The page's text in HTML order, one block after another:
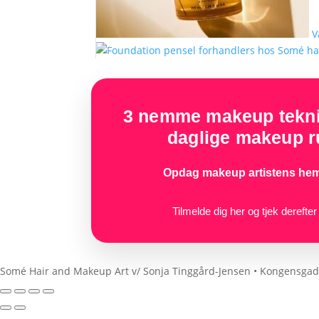
3 nemme makeup
daglige makeup
Opdag makeup artistens
Tilmelde dig her og tjek
Somé Hair and Makeup Art v/ Sonja Tinggård-Jensen •